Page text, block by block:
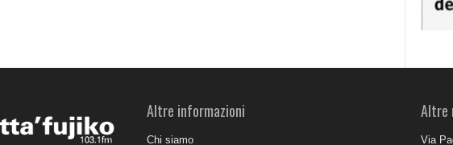
Altre informazioni
Chi siamo
Altre
Via